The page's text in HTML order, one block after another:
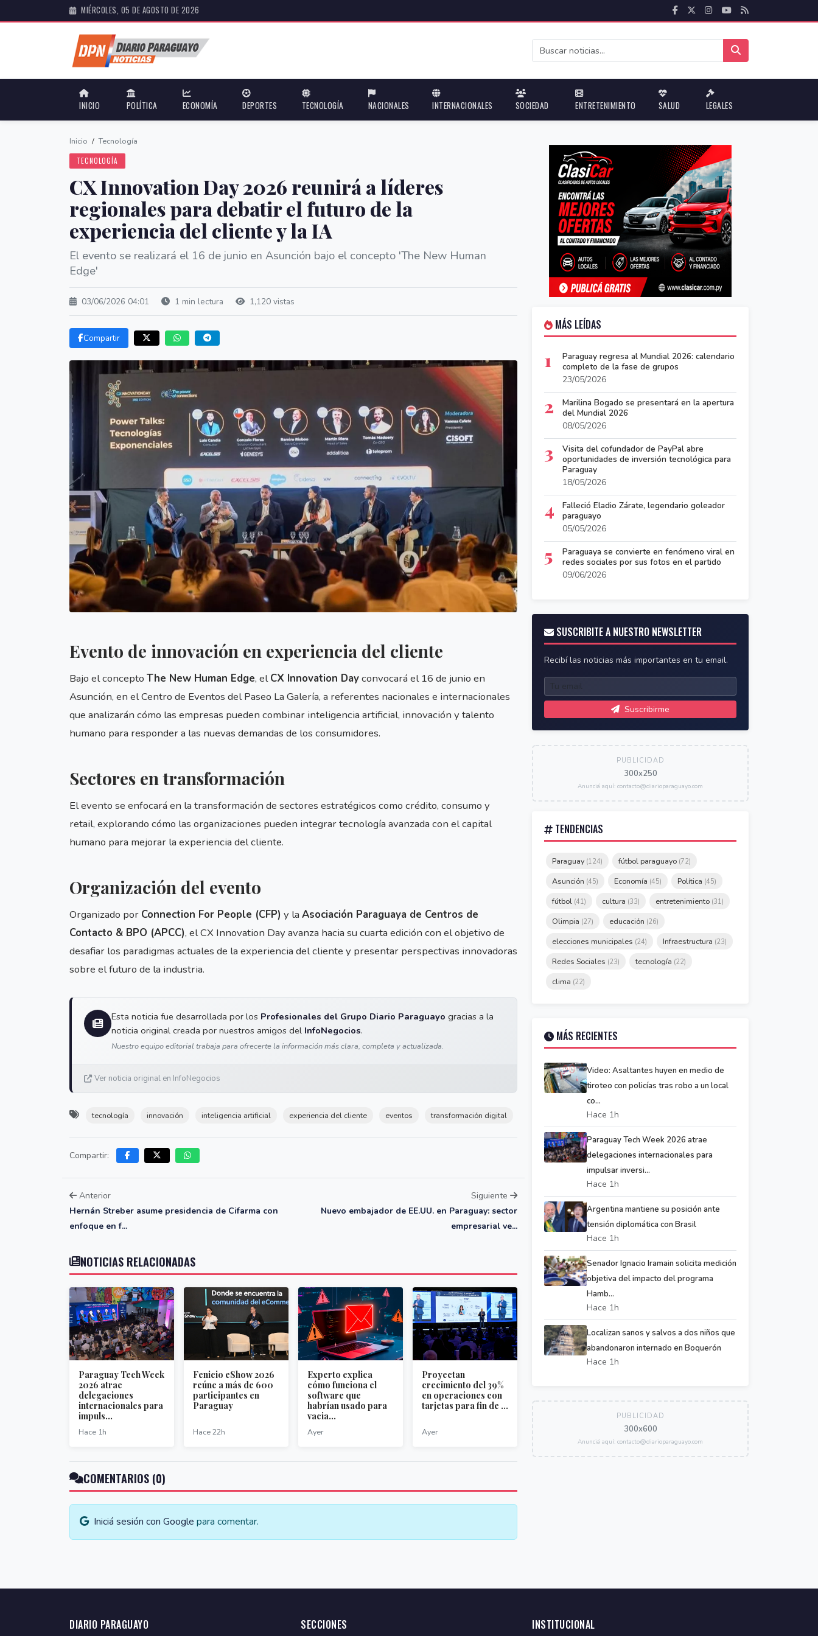
MIÉRCOLES, 05 DE AGOSTO DE 2026
INICIO POLÍTICA ECONOMÍA DEPORTES TECNOLOGÍA NACIONALES INTERNACIONALES SOCIEDAD ENTRETENIMIENTO SALUD LEGALES
Inicio / Tecnología
TECNOLOGÍA
CX Innovation Day 2026 reunirá a líderes
regionales para debatir el futuro de la
experiencia del cliente y la IA
El evento se realizará el 16 de junio en Asunción bajo el concepto 'The New Human
Edge'
03/06/2026 04:01 1 min lectura 1,120 vistas
Compartir
Evento de innovación en experiencia del cliente
Bajo el concepto The New Human Edge, elCX Innovation Dayconvocará el 16 de junio en
Asunción, en el Centro de Eventos del Paseo La Galería, a referentes nacionales e internacionales
que analizarán cómo las empresas pueden combinar inteligencia artificial, innovación y talento
humano para responder a las nuevas demandas de los consumidores.
Sectores en transformación
El evento se enfocará en la transformación de sectores estratégicos como crédito, consumo y
retail, explorando cómo las organizaciones pueden integrar tecnología avanzada con el capital
humano para mejorar la experiencia del cliente.
Organización del evento
Organizado por Connection For People (CFP) y la Asociación Paraguaya de Centros de
Contacto & BPO (APCC), el CX Innovation Day avanza hacia su cuarta edición con el objetivo de
desafiar los paradigmas actuales de la experiencia del cliente y presentar perspectivas innovadoras
sobre el futuro de la industria.
Esta noticia fue desarrollada por los Profesionales del Grupo Diario Paraguayo gracias a la
noticia original creada por nuestros amigos del InfoNegocios.
Nuestro equipo editorial trabaja para ofrecerte la información más clara, completa y actualizada.
Ver noticia original en InfoNegocios
tecnología innovación inteligencia artificial experiencia del cliente eventos transformación digital
Compartir:
Anterior
Hernán Streber asume presidencia de Cifarma con
enfoque en f...
Siguiente
Nuevo embajador de EE.UU. en Paraguay: sector
empresarial ve...
NOTICIAS RELACIONADAS
Paraguay Tech Week
2026 atrae
delegaciones
internacionales para
impuls...
Hace 1h
Fenicio eShow 2026
reúne a más de 600
participantes en
Paraguay
Hace 22h
Experto explica
cómo funciona el
software que
habrían usado para
vacia...
Ayer
Proyectan
crecimiento del 39%
en operaciones con
tarjetas para fin de ...
Ayer
COMENTARIOS (0)
Iniciá sesión con Google para comentar.
MÁS LEÍDAS
1
Paraguay regresa al Mundial 2026: calendario
completo de la fase de grupos
23/05/2026
2
Marilina Bogado se presentará en la apertura
del Mundial 2026
08/05/2026
3
Visita del cofundador de PayPal abre
oportunidades de inversión tecnológica para
Paraguay
18/05/2026
4
Falleció Eladio Zárate, legendario goleador
paraguayo
05/05/2026
5
Paraguaya se convierte en fenómeno viral en
redes sociales por sus fotos en el partido
09/06/2026
SUSCRIBITE A NUESTRO NEWSLETTER
Recibí las noticias más importantes en tu email.
Suscribirme
PUBLICIDAD
300x250
Anunciá aquí: contacto@diarioparaguayo.com
TENDENCIAS
Paraguay (124) fútbol paraguayo (72)
Asunción (45) Economía (45) Política (45)
fútbol (41) cultura (33) entretenimiento (31)
Olimpia (27) educación (26)
elecciones municipales (24) Infraestructura (23)
Redes Sociales (23) tecnología (22)
clima (22)
MÁS RECIENTES
Video: Asaltantes huyen en medio de
tiroteo con policías tras robo a un local
co...
Hace 1h
Paraguay Tech Week 2026 atrae
delegaciones internacionales para
impulsar inversi...
Hace 1h
Argentina mantiene su posición ante
tensión diplomática con Brasil
Hace 1h
Senador Ignacio Iramain solicita medición
objetiva del impacto del programa
Hamb...
Hace 1h
Localizan sanos y salvos a dos niños que
abandonaron internado en Boquerón
Hace 1h
PUBLICIDAD
300x600
Anunciá aquí: contacto@diarioparaguayo.com
DIARIO PARAGUAYO SECCIONES INSTITUCIONAL